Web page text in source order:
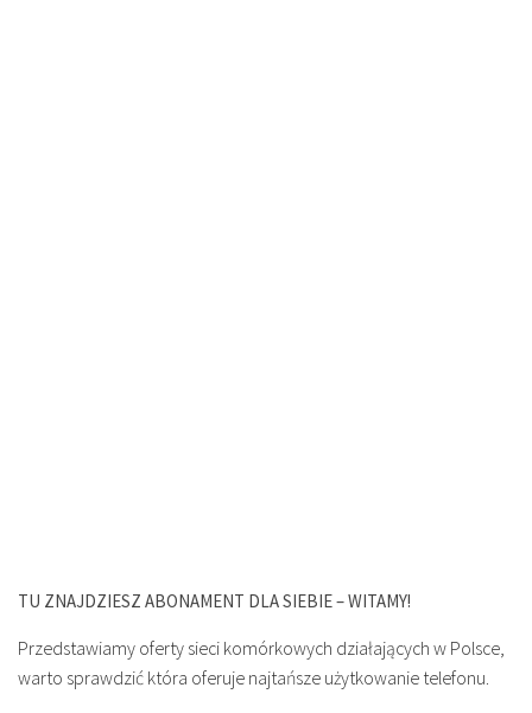
TU ZNAJDZIESZ ABONAMENT DLA SIEBIE – WITAMY!
Przedstawiamy oferty sieci komórkowych działających w Polsce,
warto sprawdzić która oferuje najtańsze użytkowanie telefonu.